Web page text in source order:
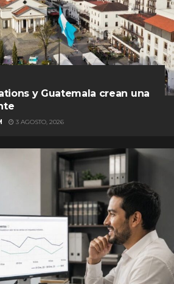
y Guatemala crean una
3 AGOSTO, 2026